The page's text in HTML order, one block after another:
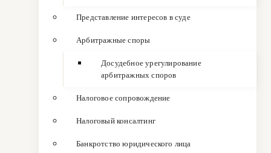
Представление интересов в суде
Арбитражные споры
Досудебное урегулирование
арбитражных споров
Налоговое сопровождение
Налоговый консалтинг
Банкротство юридического лица